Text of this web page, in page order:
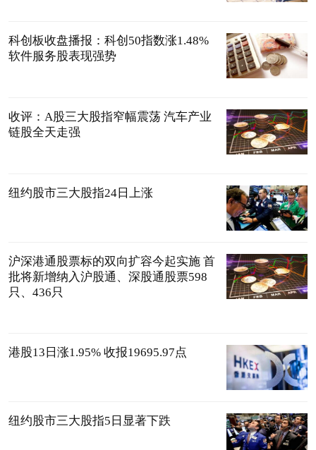
科创板收盘播报：科创50指数涨1.48%
软件服务股表现强势
收评：A股三大股指窄幅震荡 汽车产业
链股全天走强
纽约股市三大股指24日上涨
沪深港通股票标的双向扩容今起实施 首
批将新增纳入沪股通、深股通股票598
只、436只
港股13日涨1.95% 收报19695.97点
纽约股市三大股指5日显著下跌